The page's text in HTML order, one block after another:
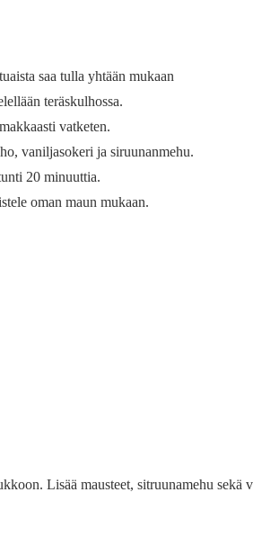
saa tulla yhtään mukaan
teräskulhossa.
vatketen.
vaniljasokeri ja siruunanmehu.
20 minuuttia.
oman maun mukaan.
Lisää mausteet, sitruunamehu sekä